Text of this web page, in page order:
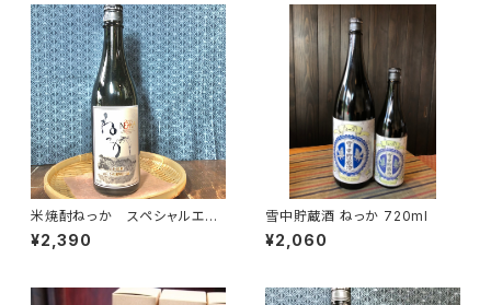
米焼酎ねっか スペシャルエデ
ィション
¥2,390
雪中貯蔵酒 ねっか 720ml
¥2,060